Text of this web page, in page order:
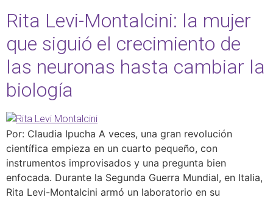
Rita Levi-Montalcini: la mujer
que siguió el crecimiento de
las neuronas hasta cambiar la
biología
Por: Claudia Ipucha A veces, una gran revolución
científica empieza en un cuarto pequeño, con
instrumentos improvisados y una pregunta bien
enfocada. Durante la Segunda Guerra Mundial, en Italia,
Rita Levi-Montalcini armó un laboratorio en su